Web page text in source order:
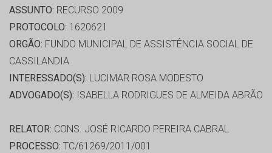
ASSUNTO: RECURSO 2009
PROTOCOLO: 1620621
ORGÃO: FUNDO MUNICIPAL DE ASSISTÊNCIA SOCIAL DE
CASSILANDIA
INTERESSADO(S): LUCIMAR ROSA MODESTO
ADVOGADO(S): ISABELLA RODRIGUES DE ALMEIDA ABRÃO
RELATOR: CONS. JOSÉ RICARDO PEREIRA CABRAL
PROCESSO: TC/61269/2011/001